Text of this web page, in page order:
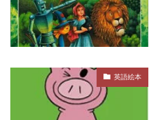
英語絵本